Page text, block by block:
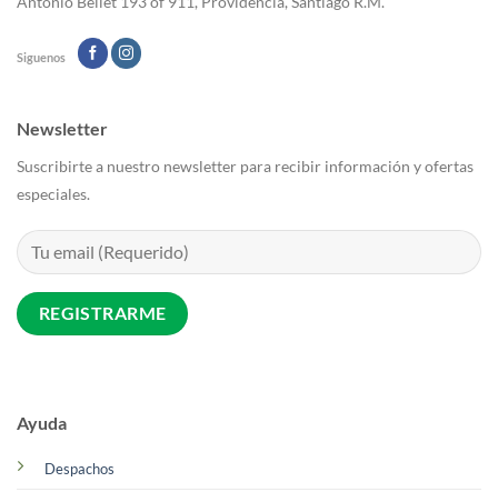
Siguenos
Ayuda
Despachos
Newsletter
Suscribirte a nuestro newsletter para recibir información y ofertas
especiales.